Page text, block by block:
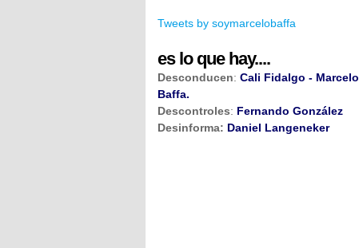
Tweets by soymarcelobaffa
es lo que hay....
Desconducen: Cali Fidalgo - Marcelo
Baffa.
Descontroles: Fernando González
Desinforma: Daniel Langeneker